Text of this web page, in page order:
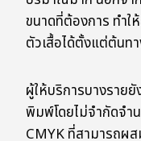
ขนาดที่ต้องการ ทำ
ตัวเสื้อได้ตั้งแต่ต้นท
ผู้ให้บริการบางราย
พิมพ์โดยไม่จำกัดจำ
CMYK ที่สามารถผ